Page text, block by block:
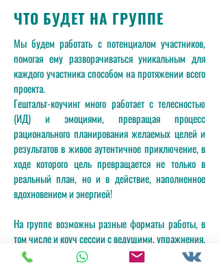
ЧТО БУДЕТ НА ГРУППЕ
Мы будем работать с потенциалом участников,
помогая ему разворачиваться уникальным для
каждого участника способом на протяжении всего
проекта.
Гештальт-коучинг много работает с телесностью
(ИД) и эмоциями, превращая процесс
рационального планирования желаемых целей и
результатов в живое аутентичное приключение, в
ходе которого цель превращается не только в
реальный план, но и в действие, наполненное
вдохновением и энергией!
На группе возможны разные форматы работы, в
том числе и коуч сессии с ведущими, упражнения,
эксперименты.